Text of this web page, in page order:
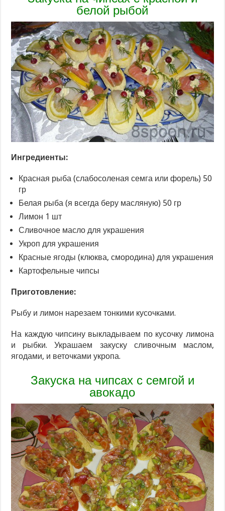
белой рыбой
Ингредиенты:
Красная рыба (слабосоленая семга или форель) 50
гр
Белая рыба (я всегда беру масляную) 50 гр
Лимон 1 шт
Сливочное масло для украшения
Укроп для украшения
Красные ягоды (клюква, смородина) для украшения
Картофельные чипсы
Приготовление:
Рыбу и лимон нарезаем тонкими кусочками.
На каждую чипсину выкладываем по кусочку лимона
и рыбки. Украшаем закуску сливочным маслом,
ягодами, и веточками укропа.
Закуска на чипсах с семгой и
авокадо